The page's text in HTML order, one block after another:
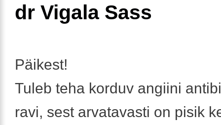
dr Vigala Sass
Päikest!
Tuleb teha korduv angiini
ravi, sest arvatavasti on pisik